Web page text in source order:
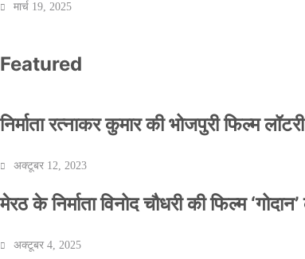
मार्च 19, 2025
Featured
निर्माता रत्नाकर कुमार की भोजपुरी फिल्म
अक्टूबर 12, 2023
मेरठ के निर्माता विनोद चौधरी की फिल्म
अक्टूबर 4, 2025